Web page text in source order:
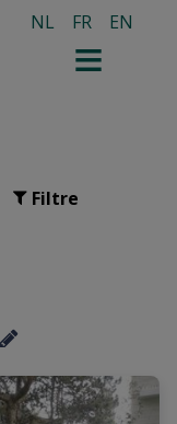
NL FR EN
Filtre